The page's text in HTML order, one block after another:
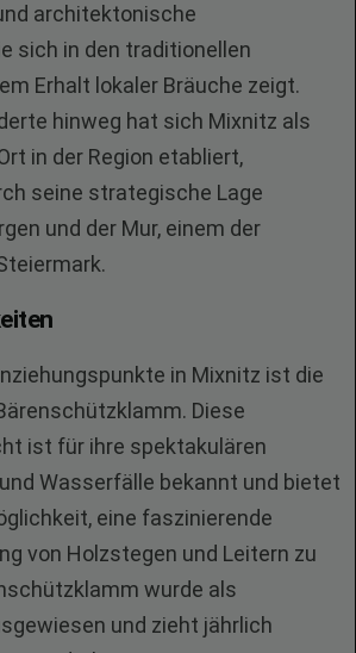
architektonische
sich in den traditionellen
Erhalt lokaler Bräuche zeigt.
hinweg hat sich Mixnitz als
in der Region etabliert,
seine strategische Lage
und der Mur, einem der
in Mixnitz ist die
Diese
ist für ihre spektakulären
Wasserfälle bekannt und bietet
eine faszinierende
von Holzstegen und Leitern zu
wurde als
und zieht jährlich